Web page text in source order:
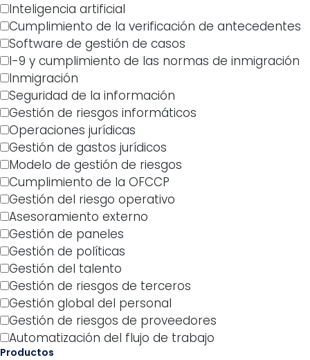
Inteligencia artificial
Cumplimiento de la verificación de antecedentes
Software de gestión de casos
I-9 y cumplimiento de las normas de inmigración
Inmigración
Seguridad de la información
Gestión de riesgos informáticos
Operaciones jurídicas
Gestión de gastos jurídicos
Modelo de gestión de riesgos
Cumplimiento de la OFCCP
Gestión del riesgo operativo
Asesoramiento externo
Gestión de paneles
Gestión de políticas
Gestión del talento
Gestión de riesgos de terceros
Gestión global del personal
Gestión de riesgos de proveedores
Automatización del flujo de trabajo
Productos